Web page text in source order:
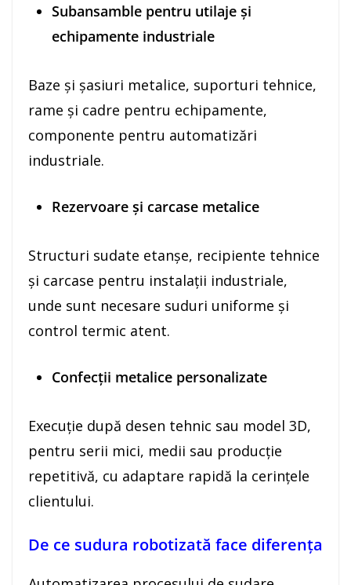
Subansamble pentru utilaje și
echipamente industriale
Baze și șasiuri metalice, suporturi tehnice,
rame și cadre pentru echipamente,
componente pentru automatizări
industriale.
Rezervoare și carcase metalice
Structuri sudate etanșe, recipiente tehnice
și carcase pentru instalații industriale,
unde sunt necesare suduri uniforme și
control termic atent.
Confecții metalice personalizate
Execuție după desen tehnic sau model 3D,
pentru serii mici, medii sau producție
repetitivă, cu adaptare rapidă la cerințele
clientului.
De ce sudura robotizată face diferența